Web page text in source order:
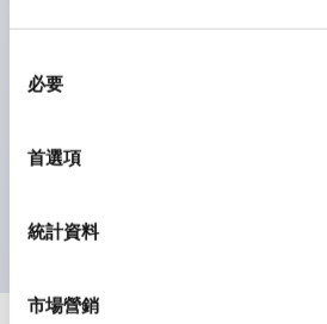
必要
首選項
統計資料
市場營銷
顏色。
可清楚辨識正方平頭形指示燈的
符合 ISO 3864-4 安全色規範：